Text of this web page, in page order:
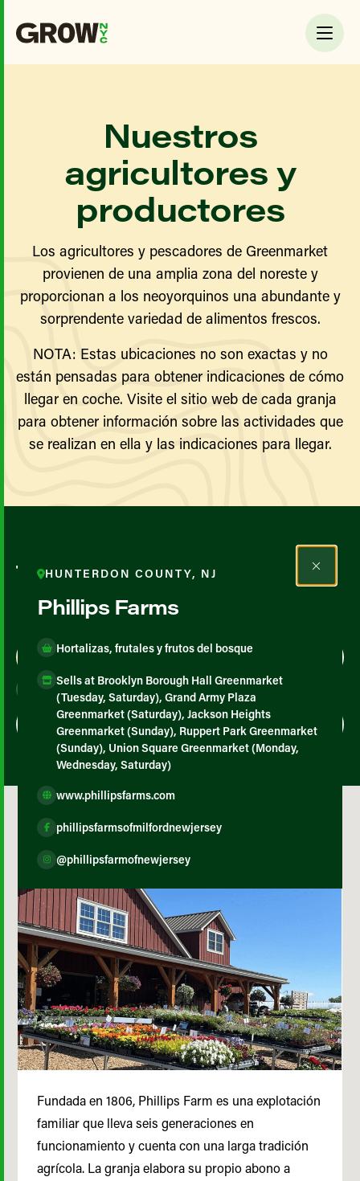
Nuestros
agricultores y
productores
Los agricultores y pescadores de Greenmarket
provienen de una amplia zona del noreste y
proporcionan a los neoyorquinos una abundante y
sorprendente variedad de alimentos frescos.
NOTA: Estas ubicaciones no son exactas y no
están pensadas para obtener indicaciones de cómo
llegar en coche. Visite el sitio web de cada granja
para obtener información sobre las actividades que
se realizan en ella y las indicaciones para llegar.
Todos los agricultores y
productores
Map View List View
HUNTERDON COUNTY, NJ
Phillips Farms
Hortalizas, frutales y frutos del bosque
Sells at Brooklyn Borough Hall Greenmarket
(Tuesday, Saturday), Grand Army Plaza
Greenmarket (Saturday), Jackson Heights
Greenmarket (Sunday), Ruppert Park Greenmarket
(Sunday), Union Square Greenmarket (Monday,
Wednesday, Saturday)
www.phillipsfarms.com
phillipsfarmsofmilfordnewjersey
@phillipsfarmofnewjersey
Fundada en 1806, Phillips Farm es una explotación
familiar que lleva seis generaciones en
funcionamiento y cuenta con una larga tradición
agrícola. La granja elabora su propio abono a